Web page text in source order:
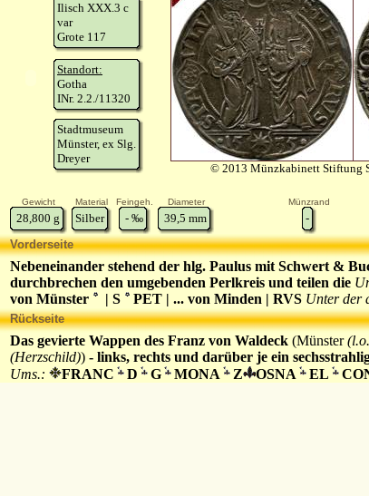
Ilisch XXX.3 c
var
Grote 117
Standort:
Gotha
INr. 2.2./11320
Stadtmuseum
Münster, ex Slg.
Dreyer
© 2013 Münzkabinett Stiftung
Gewicht Material Feingeh. Diameter Münzrand
28,800 g Silber - ‰ 39,5 mm -
Vorderseite
Nebeneinander stehend der hlg. Paulus mit Schwert &
durchbrechen den umgebenden Perlkreis und teilen die
von Münster
| S PET | ... von Minden | RVS Unter der
Sternwappenschild
im Perlkreis
Rückseite
Das gevierte Wappen des Franz von Waldeck (Münster
(Herzschild)) - links, rechts und darüber je ein
Ums.:
FRANC D G MONA Z OSNA EL